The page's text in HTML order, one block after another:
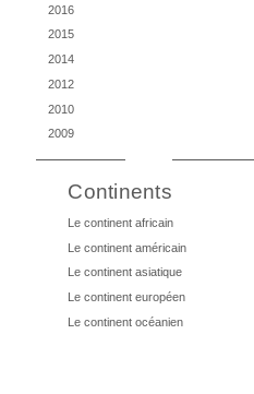
2016
2015
2014
2012
2010
2009
Continents
Le continent africain
Le continent américain
Le continent asiatique
Le continent européen
Le continent océanien